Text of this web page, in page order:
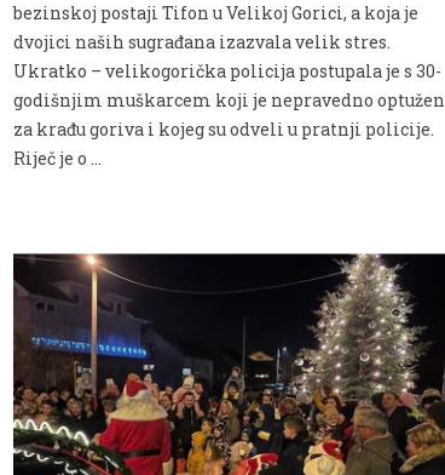
bezinskoj postaji Tifon u Velikoj Gorici, a koja je
dvojici naših sugrađana izazvala velik stres.
Ukratko – velikogorička policija postupala je s 30-
godišnjim muškarcem koji je nepravedno optužen
za krađu goriva i kojeg su odveli u pratnji policije.
Riječ je o …